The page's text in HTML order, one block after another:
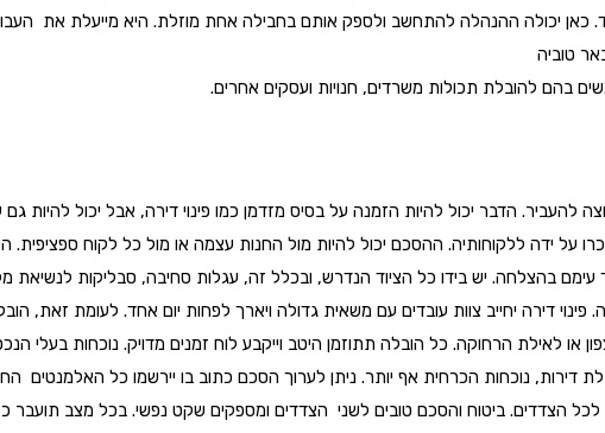
כאן יכולה ההנהלה להתחשב ולספק אותם בחבילה אחת מוזלת. היא מייעלת את
טוביה
בהם להובלת תכולות משרדים, חנויות ועסקים אחרים.
הדבר יכול להיות הזמנה על בסיס מזדמן כמו פינוי דירה, אבל יכול להיות
ידה ללקוחותיה. ההסכם יכול להיות מול החנות עצמה או מול כל לקוח ספציפית.
עימם בהצלחה. יש בידו כל הציוד הנדרש, ובכלל זה, עגלות סחיבה, סבליקות לנשיאת
דירה יחייב צוות עובדים עם משאית גדולה ויארך לפחות יום אחד. לעומת זאת,
או לאילת הרחוקה. כל הובלה תתוזמן היטב וייקבע לוח זמנים מדויק. נוכחות בעלי
נוכחות הכרחית אף יותר. ניתן לערוך הסכם כתוב בו יירשמו כל האלמנטים
הצדדים. ביטוח והסכם טובים לשני הצדדים ומספקים שקט נפשי. בכל מצב תועבר